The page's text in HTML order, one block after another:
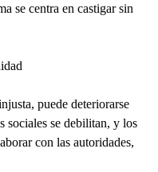
se centra en castigar sin
puede deteriorarse
sociales se debilitan, y los
con las autoridades,